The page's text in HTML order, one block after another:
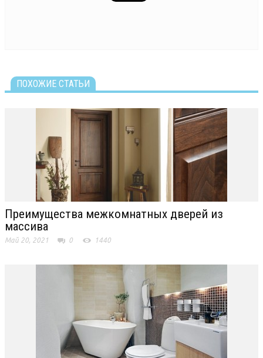
ПОХОЖИЕ СТАТЬИ
Преимущества межкомнатных дверей из
массива
Май 20, 2021 0 1440